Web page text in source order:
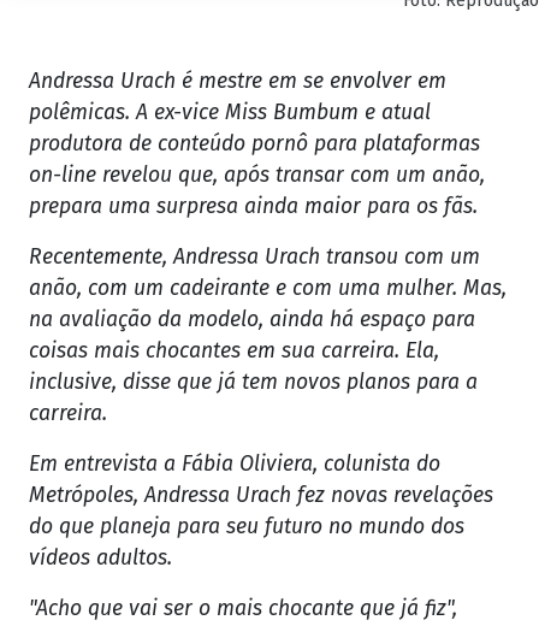
Andressa Urach é mestre em se envolver em
polêmicas. A ex-vice Miss Bumbum e atual
produtora de conteúdo pornô para plataformas
on-line revelou que, após transar com um anão,
prepara uma surpresa ainda maior para os fãs.
Recentemente, Andressa Urach transou com um
anão, com um cadeirante e com uma mulher. Mas,
na avaliação da modelo, ainda há espaço para
coisas mais chocantes em sua carreira. Ela,
inclusive, disse que já tem novos planos para a
carreira.
Em entrevista a Fábia Oliviera, colunista do
Metrópoles, Andressa Urach fez novas revelações
do que planeja para seu futuro no mundo dos
vídeos adultos.
"Acho que vai ser o mais chocante que já fiz",